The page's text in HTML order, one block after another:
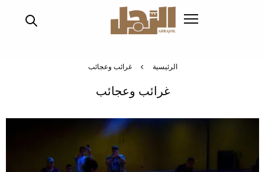
الرئيسية غرائب وعجائب
غرائب وعجائب